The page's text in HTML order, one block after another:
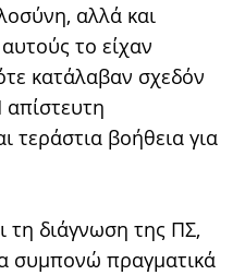
αλλά και
το είχαν
κατάλαβαν σχεδόν
τεράστια βοήθεια για
τη διάγνωση της ΠΣ,
συμπονώ πραγματικά